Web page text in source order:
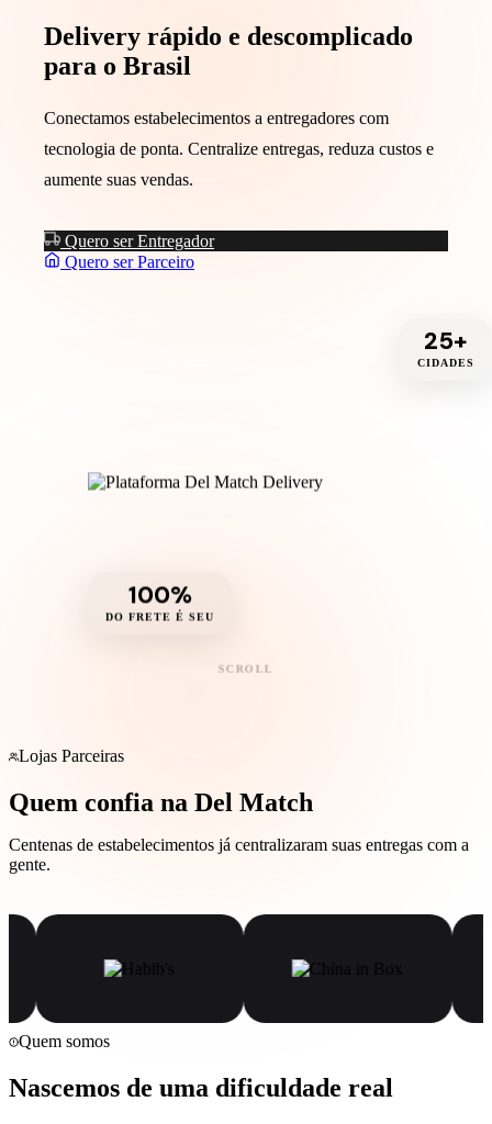
Delivery rápido e descomplicado
para o Brasil
Conectamos estabelecimentos a entregadores com
tecnologia de ponta. Centralize entregas, reduza custos e
aumente suas vendas.
Quero ser Entregador
Quero ser Parceiro
25+
CIDADES
100%
DO FRETE É SEU
SCROLL
Lojas Parceiras
Quem confia na Del Match
Centenas de estabelecimentos já centralizaram suas entregas com a
gente.
Quem somos
Nascemos de uma dificuldade real